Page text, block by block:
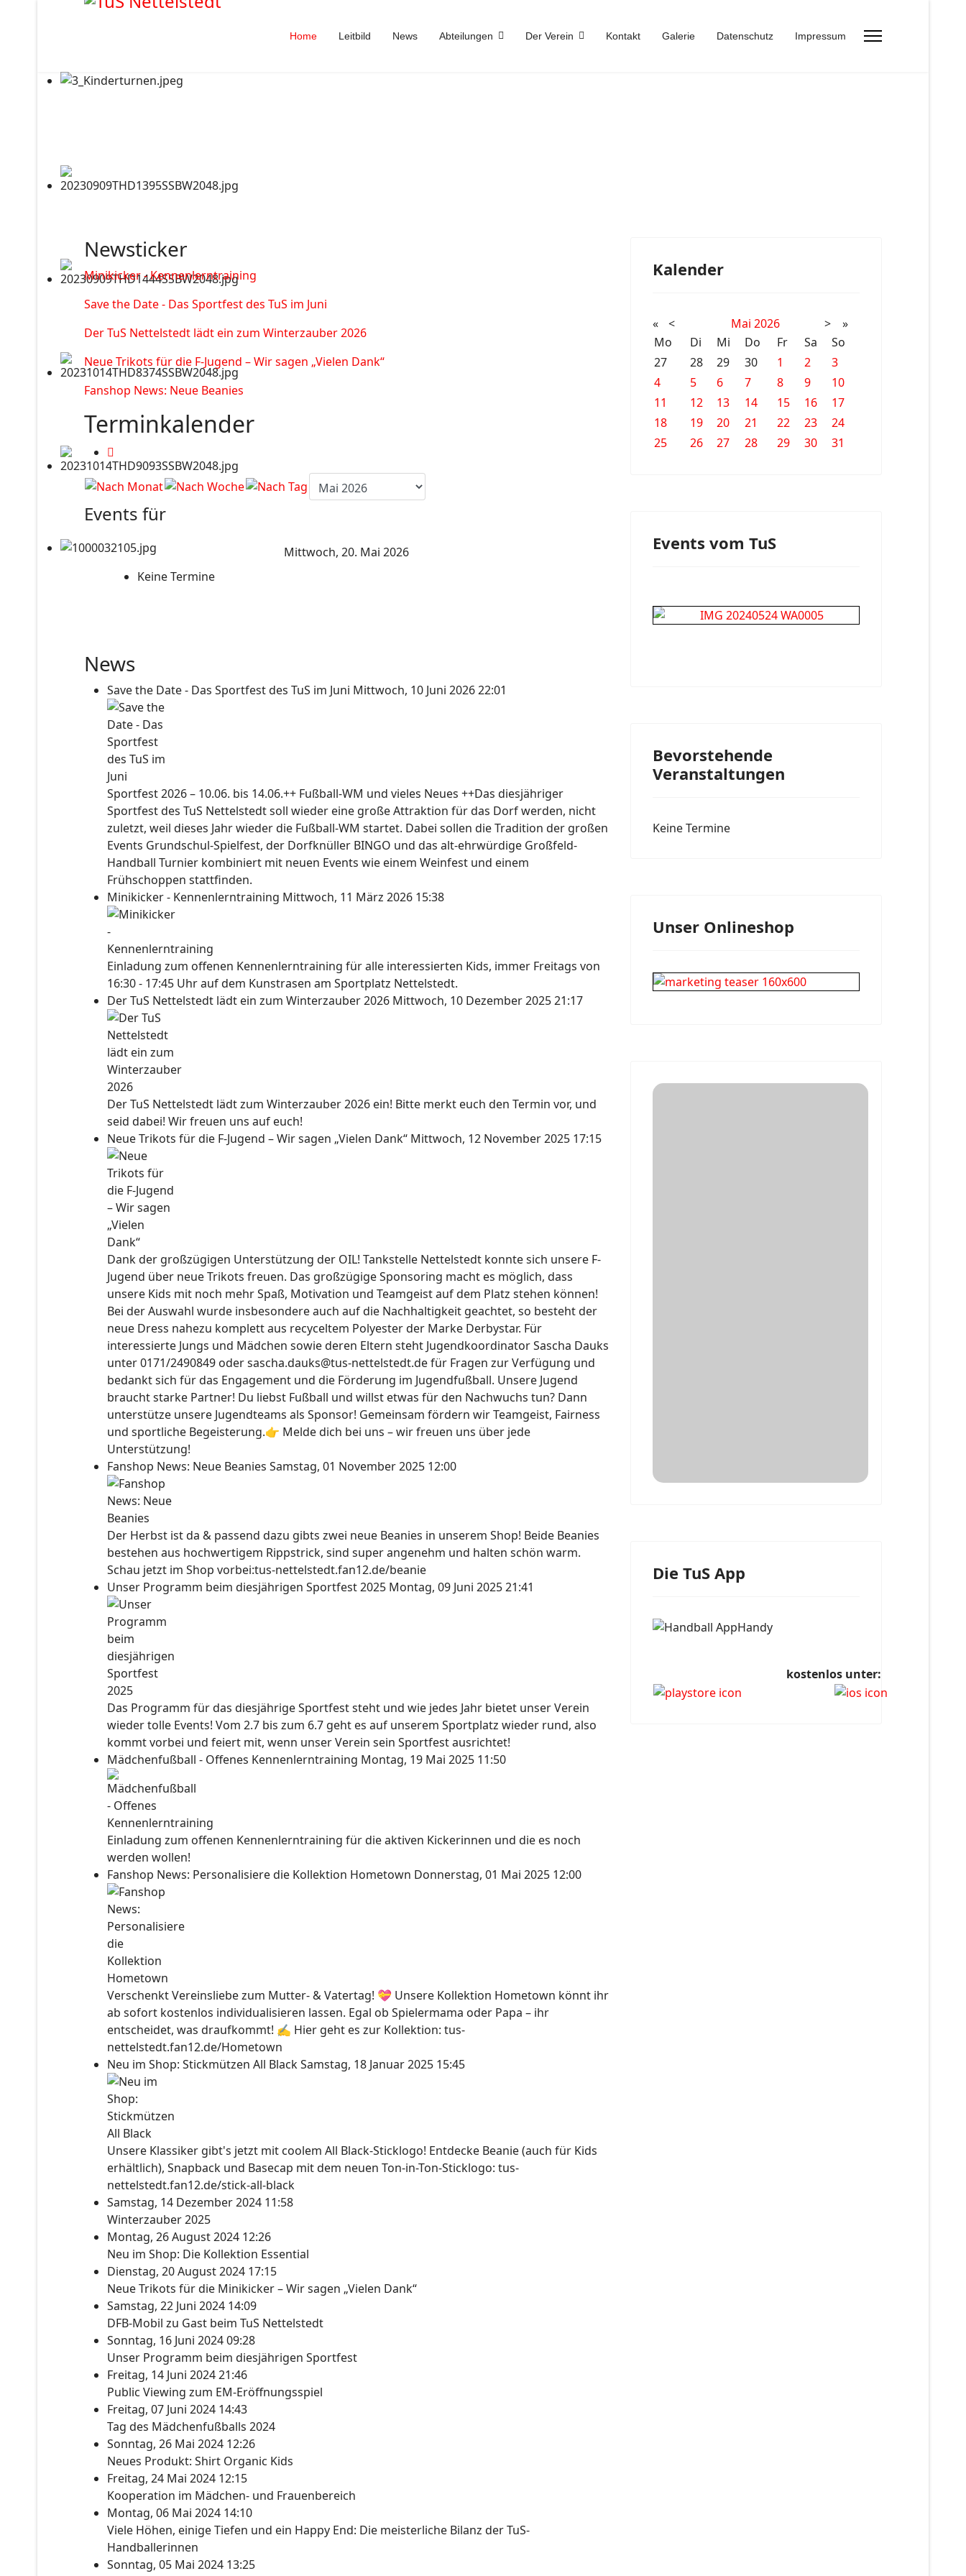
Home Leitbild News Abteilungen Der Verein Kontakt Galerie Datenschutz Impressum
Newsticker
Minikicker - Kennenlerntraining
Save the Date - Das Sportfest des TuS im Juni
Der TuS Nettelstedt lädt ein zum Winterzauber 2026
Neue Trikots für die F-Jugend – Wir sagen „Vielen Dank“
Fanshop News: Neue Beanies
Terminkalender
Events für
Mittwoch, 20. Mai 2026
Keine Termine
News
Save the Date - Das Sportfest des TuS im Juni Mittwoch, 10 Juni 2026 22:01
Sportfest 2026 – 10.06. bis 14.06.++ Fußball-WM und vieles Neues ++Das diesjähriger
Sportfest des TuS Nettelstedt soll wieder eine große Attraktion für das Dorf werden, nicht
zuletzt, weil dieses Jahr wieder die Fußball-WM startet. Dabei sollen die Tradition der großen
Events Grundschul-Spielfest, der Dorfknüller BINGO und das alt-ehrwürdige Großfeld-
Handball Turnier kombiniert mit neuen Events wie einem Weinfest und einem
Frühschoppen stattfinden.
Minikicker - Kennenlerntraining Mittwoch, 11 März 2026 15:38
Einladung zum offenen Kennenlerntraining für alle interessierten Kids, immer Freitags von
16:30 - 17:45 Uhr auf dem Kunstrasen am Sportplatz Nettelstedt.
Der TuS Nettelstedt lädt ein zum Winterzauber 2026 Mittwoch, 10 Dezember 2025 21:17
Der TuS Nettelstedt lädt zum Winterzauber 2026 ein! Bitte merkt euch den Termin vor, und
seid dabei! Wir freuen uns auf euch!
Neue Trikots für die F-Jugend – Wir sagen „Vielen Dank“ Mittwoch, 12 November 2025 17:15
Dank der großzügigen Unterstützung der OIL! Tankstelle Nettelstedt konnte sich unsere F-
Jugend über neue Trikots freuen. Das großzügige Sponsoring macht es möglich, dass
unsere Kids mit noch mehr Spaß, Motivation und Teamgeist auf dem Platz stehen können!
Bei der Auswahl wurde insbesondere auch auf die Nachhaltigkeit geachtet, so besteht der
neue Dress nahezu komplett aus recyceltem Polyester der Marke Derbystar. Für
interessierte Jungs und Mädchen sowie deren Eltern steht Jugendkoordinator Sascha Dauks
unter 0171/2490849 oder sascha.dauks@tus-nettelstedt.de für Fragen zur Verfügung und
bedankt sich für das Engagement und die Förderung im Jugendfußball. Unsere Jugend
braucht starke Partner! Du liebst Fußball und willst etwas für den Nachwuchs tun? Dann
unterstütze unsere Jugendteams als Sponsor! Gemeinsam fördern wir Teamgeist, Fairness
und sportliche Begeisterung.👉 Melde dich bei uns – wir freuen uns über jede
Unterstützung!
Fanshop News: Neue Beanies Samstag, 01 November 2025 12:00
Der Herbst ist da & passend dazu gibts zwei neue Beanies in unserem Shop! Beide Beanies
bestehen aus hochwertigem Rippstrick, sind super angenehm und halten schön warm.
Schau jetzt im Shop vorbei:tus-nettelstedt.fan12.de/beanie
Unser Programm beim diesjährigen Sportfest 2025 Montag, 09 Juni 2025 21:41
Das Programm für das diesjährige Sportfest steht und wie jedes Jahr bietet unser Verein
wieder tolle Events! Vom 2.7 bis zum 6.7 geht es auf unserem Sportplatz wieder rund, also
kommt vorbei und feiert mit, wenn unser Verein sein Sportfest ausrichtet!
Mädchenfußball - Offenes Kennenlerntraining Montag, 19 Mai 2025 11:50
Einladung zum offenen Kennenlerntraining für die aktiven Kickerinnen und die es noch
werden wollen!
Fanshop News: Personalisiere die Kollektion Hometown Donnerstag, 01 Mai 2025 12:00
Verschenkt Vereinsliebe zum Mutter- & Vatertag! 💝 Unsere Kollektion Hometown könnt ihr
ab sofort kostenlos individualisieren lassen. Egal ob Spielermama oder Papa – ihr
entscheidet, was draufkommt! ✍ Hier geht es zur Kollektion: tus-
nettelstedt.fan12.de/Hometown
Neu im Shop: Stickmützen All BlackSamstag, 18 Januar 2025 15:45
Unsere Klassiker gibt's jetzt mit coolem All Black-Sticklogo! Entdecke Beanie (auch für Kids
erhältlich), Snapback und Basecap mit dem neuen Ton-in-Ton-Sticklogo: tus-
nettelstedt.fan12.de/stick-all-black
Samstag, 14 Dezember 2024 11:58
Winterzauber 2025
Montag, 26 August 2024 12:26
Neu im Shop: Die Kollektion Essential
Dienstag, 20 August 2024 17:15
Neue Trikots für die Minikicker – Wir sagen „Vielen Dank“
Samstag, 22 Juni 2024 14:09
DFB-Mobil zu Gast beim TuS Nettelstedt
Sonntag, 16 Juni 2024 09:28
Unser Programm beim diesjährigen Sportfest
Freitag, 14 Juni 2024 21:46
Public Viewing zum EM-Eröffnungsspiel
Freitag, 07 Juni 2024 14:43
Tag des Mädchenfußballs 2024
Sonntag, 26 Mai 2024 12:26
Neues Produkt: Shirt Organic Kids
Freitag, 24 Mai 2024 12:15
Kooperation im Mädchen- und Frauenbereich
Montag, 06 Mai 2024 14:10
Viele Höhen, einige Tiefen und ein Happy End: Die meisterliche Bilanz der TuS-
Handballerinnen
Sonntag, 05 Mai 2024 13:25
Kalender
« < Mai 2026 >
»
Mo
Di Mi Do Fr Sa
So
27
28 29 30 1 2
3
4
5 6 7 8 9
10
11
12 13 14 15 16
17
18
19 20 21 22 23
24
25
26 27 28 29 30 31
Events vom TuS
Bevorstehende
Veranstaltungen
Keine Termine
Unser Onlineshop
Die TuS App
kostenlos unter: